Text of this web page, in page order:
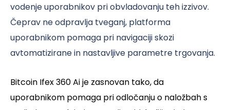
vodenje uporabnikov pri obvladovanju teh izzivov.
Čeprav ne odpravlja tveganj, platforma
uporabnikom pomaga pri navigaciji skozi
avtomatizirane in nastavljive parametre trgovanja.
Bitcoin Ifex 360 Ai je zasnovan tako, da
uporabnikom pomaga pri odločanju o naložbah s